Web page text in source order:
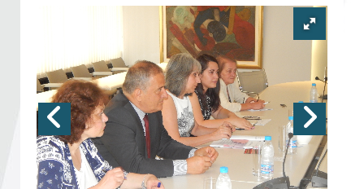
Членове
Стани член
Абонирайте се!